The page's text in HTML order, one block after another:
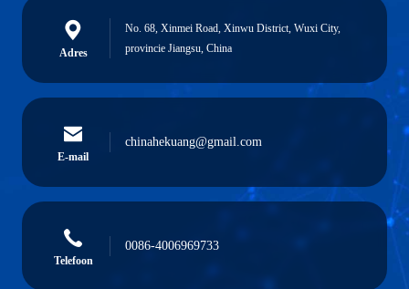
Adres
No. 68, Xinmei Road, Xinwu District, Wuxi City,
provincie Jiangsu, China
E-mail
chinahekuang@gmail.com
Telefoon
0086-4006969733